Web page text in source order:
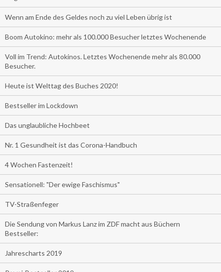
Wenn am Ende des Geldes noch zu viel Leben übrig ist
Boom Autokino: mehr als 100.000 Besucher letztes Wochenende
Voll im Trend: Autokinos. Letztes Wochenende mehr als 80.000
Besucher.
Heute ist Welttag des Buches 2020!
Bestseller im Lockdown
Das unglaubliche Hochbeet
Nr. 1 Gesundheit ist das Corona-Handbuch
4 Wochen Fastenzeit!
Sensationell: "Der ewige Faschismus"
TV-Straßenfeger
Die Sendung von Markus Lanz im ZDF macht aus Büchern
Bestseller:
Jahrescharts 2019